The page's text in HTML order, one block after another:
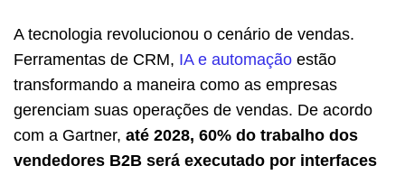
A tecnologia revolucionou o cenário de vendas.
Ferramentas de CRM, IA e automação estão
transformando a maneira como as empresas
gerenciam suas operações de vendas. De acordo
com a Gartner, até 2028, 60% do trabalho dos
vendedores B2B será executado por interfaces